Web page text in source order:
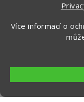
Více informací o